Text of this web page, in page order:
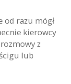
od razu mógł
kierowcy
z
lub